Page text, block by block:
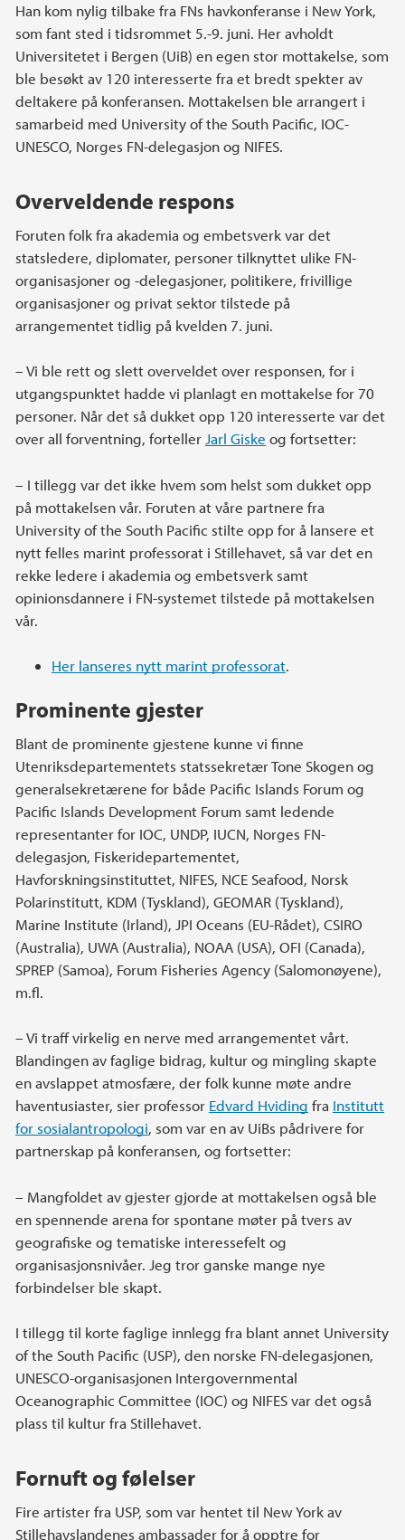
Han kom nylig tilbake fra FNs havkonferanse i New York,
som fant sted i tidsrommet 5.-9. juni. Her avholdt
Universitetet i Bergen (UiB) en egen stor mottakelse, som
ble besøkt av 120 interesserte fra et bredt spekter av
deltakere på konferansen. Mottakelsen ble arrangert i
samarbeid med University of the South Pacific, IOC-
UNESCO, Norges FN-delegasjon og NIFES.
Overveldende respons
Foruten folk fra akademia og embetsverk var det
statsledere, diplomater, personer tilknyttet ulike FN-
organisasjoner og -delegasjoner, politikere, frivillige
organisasjoner og privat sektor tilstede på
arrangementet tidlig på kvelden 7. juni.
– Vi ble rett og slett overveldet over responsen, for i
utgangspunktet hadde vi planlagt en mottakelse for 70
personer. Når det så dukket opp 120 interesserte var det
over all forventning, forteller Jarl Giske og fortsetter:
– I tillegg var det ikke hvem som helst som dukket opp
på mottakelsen vår. Foruten at våre partnere fra
University of the South Pacific stilte opp for å lansere et
nytt felles marint professorat i Stillehavet, så var det en
rekke ledere i akademia og embetsverk samt
opinionsdannere i FN-systemet tilstede på mottakelsen
vår.
Her lanseres nytt marint professorat.
Prominente gjester
Blant de prominente gjestene kunne vi finne
Utenriksdepartementets statssekretær Tone Skogen og
generalsekretærene for både Pacific Islands Forum og
Pacific Islands Development Forum samt ledende
representanter for IOC, UNDP, IUCN, Norges FN-
delegasjon, Fiskeridepartementet,
Havforskningsinstituttet, NIFES, NCE Seafood, Norsk
Polarinstitutt, KDM (Tyskland), GEOMAR (Tyskland),
Marine Institute (Irland), JPI Oceans (EU-Rådet), CSIRO
(Australia), UWA (Australia), NOAA (USA), OFI (Canada),
SPREP (Samoa), Forum Fisheries Agency (Salomonøyene),
m.fl.
– Vi traff virkelig en nerve med arrangementet vårt.
Blandingen av faglige bidrag, kultur og mingling skapte
en avslappet atmosfære, der folk kunne møte andre
haventusiaster, sier professor Edvard Hviding fra Institutt
for sosialantropologi, som var en av UiBs pådrivere for
partnerskap på konferansen, og fortsetter:
– Mangfoldet av gjester gjorde at mottakelsen også ble
en spennende arena for spontane møter på tvers av
geografiske og tematiske interessefelt og
organisasjonsnivåer. Jeg tror ganske mange nye
forbindelser ble skapt.
I tillegg til korte faglige innlegg fra blant annet University
of the South Pacific (USP), den norske FN-delegasjonen,
UNESCO-organisasjonen Intergovernmental
Oceanographic Committee (IOC) og NIFES var det også
plass til kultur fra Stillehavet.
Fornuft og følelser
Fire artister fra USP, som var hentet til New York av
Stillehavslandenes ambassader for å opptre for